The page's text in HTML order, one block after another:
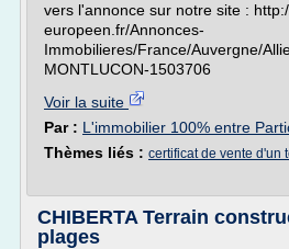
vers l'annonce sur notre site :
europeen.fr/Annonces-
Immobilieres/France/Auvergne/
MONTLUCON-1503706
Voir la suite
Par : L'immobilier 100% entre
Thèmes liés : certificat de vente d'un
CHIBERTA Terrain
plages